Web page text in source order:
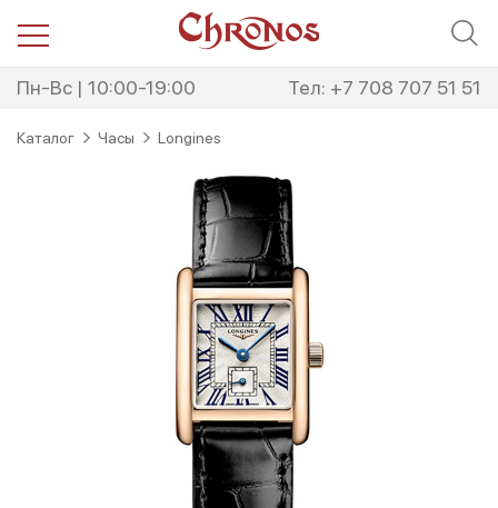
Пн-Вс | 10:00-19:00 Тел: +7 708 707 51 51
Каталог Часы Longines